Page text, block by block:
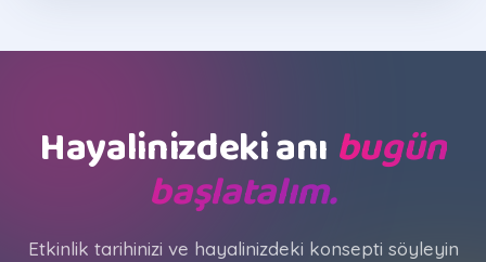
Hayalinizdeki anı bugün
başlatalım.
Etkinlik tarihinizi ve hayalinizdeki konsepti söyleyin